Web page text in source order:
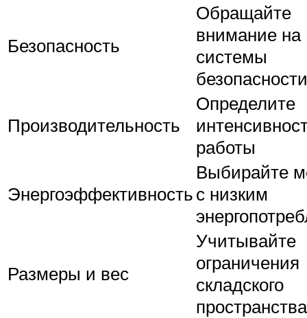
Безопасность
Обращайте
внимание на
системы
безопасности
Производительность
Определите
работы
Энергоэффективность
Выбирайте
с низким
Размеры и вес
Учитывайте
ограничения
складского
пространства